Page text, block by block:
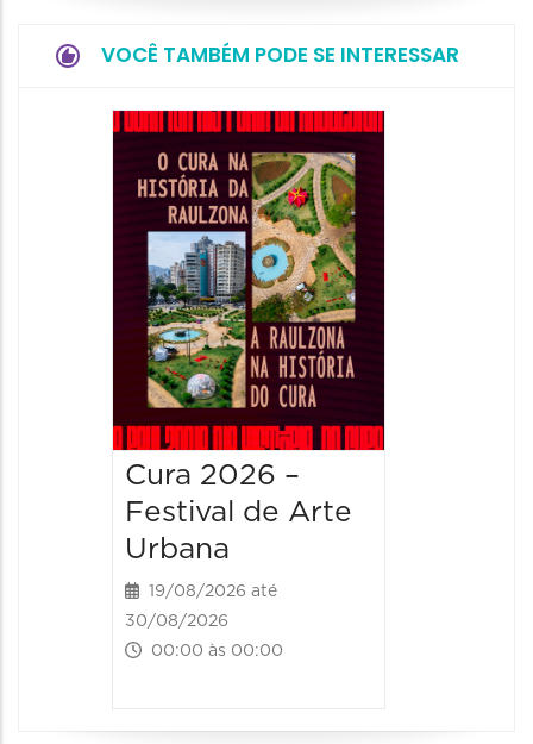
VOCÊ TAMBÉM PODE SE INTERESSAR
Cura 2026 –
Festival de Arte
Urbana
19/08/2026 até
30/08/2026
00:00 às 00:00